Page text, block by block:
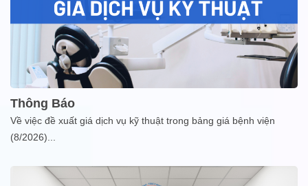
Thông Báo
Về việc đề xuất giá dịch vụ kỹ thuật trong bảng giá bệnh viện
(8/2026)...